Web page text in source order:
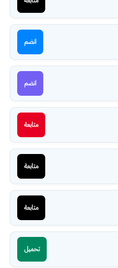
انضم
انضم
متابعة
متابعة
متابعة
تحميل